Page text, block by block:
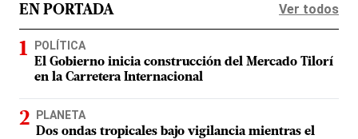
EN PORTADA Ver todos
POLÍTICA
El Gobierno inicia construcción del Mercado Tilorí
en la Carretera Internacional
PLANETA
Dos ondas tropicales bajo vigilancia mientras el